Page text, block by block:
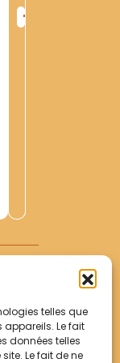
telles que
Le fait
données telles
Le fait de ne
+